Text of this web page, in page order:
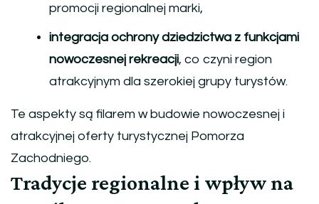
promocji regionalnej marki,
integracja ochrony dziedzictwa z funkcjami
nowoczesnej rekreacji, co czyni region
atrakcyjnym dla szerokiej grupy turystów.
Te aspekty są filarem w budowie nowoczesnej i
atrakcyjnej oferty turystycznej Pomorza
Zachodniego.
Tradycje regionalne i wpływ na